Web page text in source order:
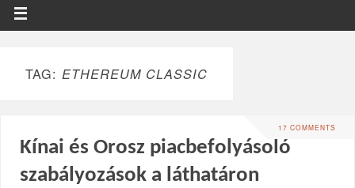
TAG: ETHEREUM CLASSIC
17 COMMENTS
Kínai és Orosz piacbefolyásoló
szabályozások a láthatáron